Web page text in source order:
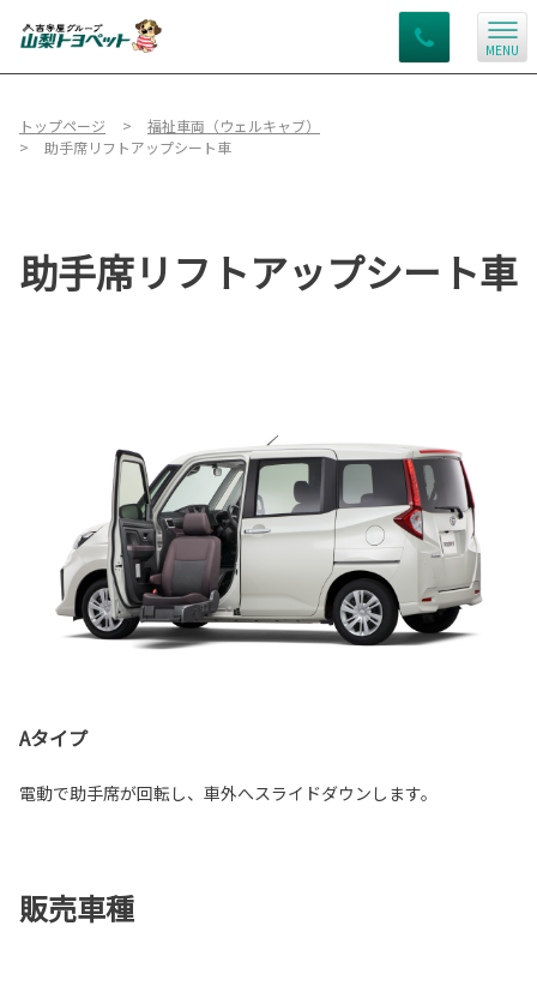
MENU
トップページ
福祉車両（ウェルキャブ）
助手席リフトアップシート車
助手席リフトアップシート車
Aタイプ
電動で助手席が回転し、車外へスライドダウンします。
販売車種